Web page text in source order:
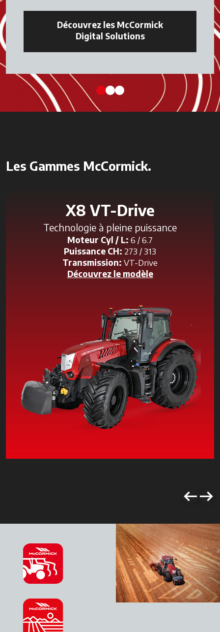
Découvrez les McCormick
Digital Solutions
Les Gammes McCormick.
X8 VT-Drive
Technologie à pleine puissance
Moteur Cyl / L: 6 / 6.7
Puissance CH: 273 / 313
Transmission: VT-Drive
Découvrez le modèle